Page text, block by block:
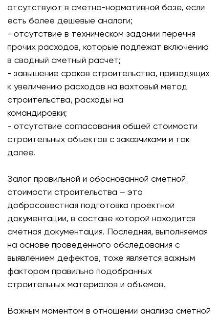
отсутствуют в сметно-нормативной базе, если
есть более дешевые аналоги;
- отсутствие в техническом задании перечня
прочих расходов, которые подлежат включению
в сводный сметный расчет;
- завышение сроков строительства, приводящих
к увеличению расходов на вахтовый метод
строительства, расходы на
командировки;
- отсутствие согласования общей стоимости
строительных объектов с заказчиками и так
далее.
Залог правильной и обоснованной сметной
стоимости строительства – это
добросовестная подготовка проектной
документации, в составе которой находится
сметная документация. Последняя, выполняемая
на основе проведенного обследования с
выявлением дефектов, тоже является важным
фактором правильно подобранных
строительных материалов и объемов.
Важным моментом в отношении анализа сметной